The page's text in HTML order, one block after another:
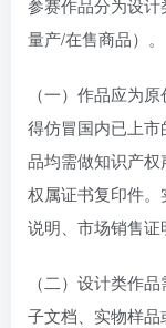
量产/在售商品）。
（一）作品应为
得仿冒国内已上
品均需做知识产
权属证书复印件
说明、市场销售证
（二）设计类作
子文档、实物样品